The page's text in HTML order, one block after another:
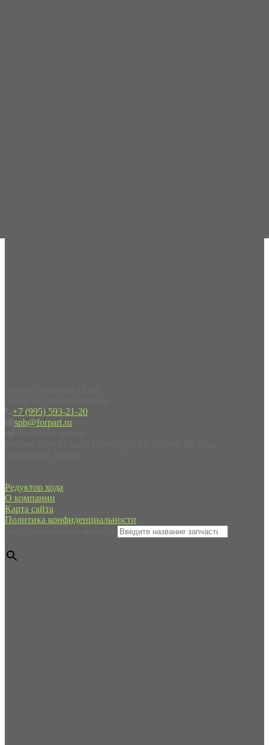
+7 (995) 593-21-20
spb@forpart.ru
Редуктор хода
О компании
Карта сайта
Политика конфиденциальности